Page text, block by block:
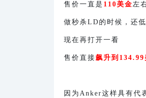
售价一直是 110美金左
做秒杀LD的时候，还
现在再打开一看
售价直接飙升到134.99
因为Anker这样具有代